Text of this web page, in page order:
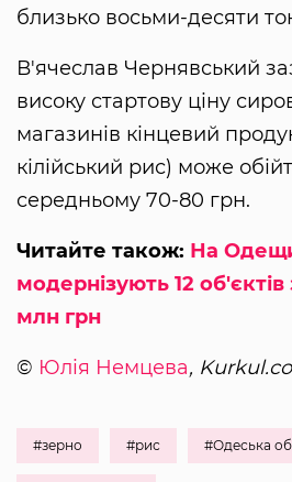
близько восьми-десяти
В'ячеслав Чернявський
високу стартову ціну
магазинів кінцевий
кілійський рис) може
середньому 70-80 грн.
Читайте також: На
модернізують 12
млн грн
© Юлія Немцева,
#зерно #рис #Одеська